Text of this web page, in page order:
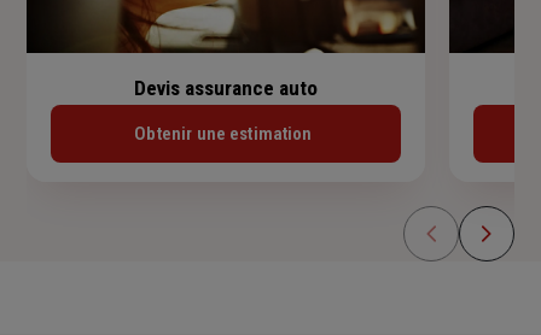
Devis assurance auto
Obtenir une estimation